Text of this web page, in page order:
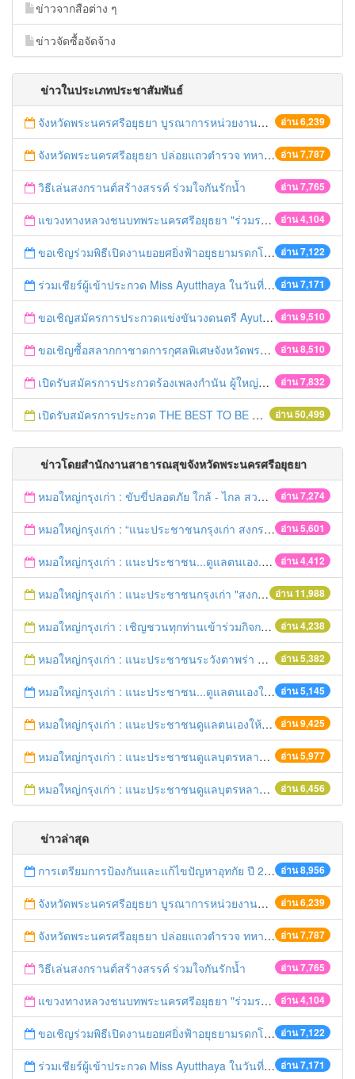
ข่าวจากสือต่าง ๆ
ข่าวจัดซื้อจัดจ้าง
ข่าวในประเภทประชาสัมพันธ์
อ่าน 6,239
จังหวัดพระนครศรีอยุธยา บูรณาการหน่วยงานที่เกี่ยวข้อง ลงพื้นที่จัดระเบียบและดำเนินมาตรการตามบทลงโทษสูงสุดกับผู้ประกอบการร้านค้าที่ยังฝ่าฝืนตั้งร้านค้ารุกล้ำเขตพื้นที่ทางหลวง เตรียมความปลอดภัยก่อนเทศกาลสงกรานต์
อ่าน 7,787
จังหวัดพระนครศรีอยุธยา ปล่อยแถวตำรวจ ทหาร ฝ่ายปกครอง กว่า 100 นาย ตรวจเข้มท่ารถสาธารณะ สถานีขนส่งรถโดยสาร วินรถตู้ และสถานีรถไฟ เตรียมรับมือเทศกาลสงกรานต์
อ่าน 7,765
วิธีเล่นสงกรานต์สร้างสรรค์ ร่วมใจกันรักน้ำ
อ่าน 4,104
แขวงทางหลวงชนบทพระนครศรีอยุธยา "ร่วมรณรงค์ ขับช้า เปิดไฟหน้า คาดเข็มขัด" เทศกาลสงกรานต์ ปี 2561
อ่าน 7,122
ขอเชิญร่วมพิธีเปิดงานยอยศยิ่งฟ้าอยุธยามรดกโลก
อ่าน 7,171
ร่วมเชียร์ผู้เข้าประกวด Miss Ayutthaya ในวันที่ 15 ธันวาคม 2560
อ่าน 9,510
ขอเชิญสมัครการประกวดแข่งขันวงดนตรี Ayutthaya battle of the bands
อ่าน 8,510
ขอเชิญซื้อสลากกาชาดการกุศลพิเศษจังหวัดพระนครศรีอยุธยา 2560
อ่าน 7,832
เปิดรับสมัครการประกวดร้องเพลงกำนัน ผู้ใหญ่บ้าน ฯลฯ
อ่าน 50,499
เปิดรับสมัครการประกวด THE BEST TO BE NUMBER ONE
ข่าวโดยสำนักงานสาธารณสุขจังหวัดพระนครศรีอยุธยา
อ่าน 7,274
หมอใหญ่กรุงเก่า : ขับขี่ปลอดภัย ใกล้ - ไกล สวมหมวกนิรภัย
อ่าน 5,601
หมอใหญ่กรุงเก่า : “แนะประชาชนกรุงเก่า สงกรานต์ร่วมขับขี่ปลอดภัย
อ่าน 4,412
หมอใหญ่กรุงเก่า : แนะประชาชน...ดูแลตนเอง...“รับมือภัยแล้ง”
อ่าน 11,988
หมอใหญ่กรุงเก่า : แนะประชาชนกรุงเก่า "สงกรานต์ขับขี่ปลอดภัย"
อ่าน 4,238
หมอใหญ่กรุงเก่า : เชิญชวนทุกท่านเข้าร่วมกิจกรรมวิ่งเพื่อสุขภาพ 7เมษายนนี้ 5โมงเย็น
อ่าน 5,382
หมอใหญ่กรุงเก่า : แนะประชาชนระวังตาพร่า ปวดศีรษะ ชาครึ่งซีก เสี่ยงอัมพฤกษ์ อัมพาต
อ่าน 5,145
หมอใหญ่กรุงเก่า : แนะประชาชน...ดูแลตนเองให้ห่างไกลโรค...ในช่วงฤดูร้อน
อ่าน 9,425
หมอใหญ่กรุงเก่า : แนะประชาชนดูแลตนเองให้ห่างไกลวัณโรค
อ่าน 5,977
หมอใหญ่กรุงเก่า : แนะประชาชนดูแลบุตรหลาน ป้องกันเด็กจมน้ำตายในช่วงฤดูร้อน
อ่าน 6,456
หมอใหญ่กรุงเก่า : แนะประชาชนดูแลบุตรหลาน ป้องกันเด็กจมน้ำตายในช่วงฤดูร้อน
ข่าวล่าสุด
อ่าน 8,956
การเตรียมการป้องกันและแก้ไขปัญหาอุทกัย ปี 2561
อ่าน 6,239
จังหวัดพระนครศรีอยุธยา บูรณาการหน่วยงานที่เกี่ยวข้อง ลงพื้นที่จัดระเบียบและดำเนินมาตรการตามบทลงโทษสูงสุดกับผู้ประกอบการร้านค้าที่ยังฝ่าฝืนตั้งร้านค้ารุกล้ำเขตพื้นที่ทางหลวง เตรียมความปลอดภัยก่อนเทศกาลสงกรานต์
อ่าน 7,787
จังหวัดพระนครศรีอยุธยา ปล่อยแถวตำรวจ ทหาร ฝ่ายปกครอง กว่า 100 นาย ตรวจเข้มท่ารถสาธารณะ สถานีขนส่งรถโดยสาร วินรถตู้ และสถานีรถไฟ เตรียมรับมือเทศกาลสงกรานต์
อ่าน 7,765
วิธีเล่นสงกรานต์สร้างสรรค์ ร่วมใจกันรักน้ำ
อ่าน 4,104
แขวงทางหลวงชนบทพระนครศรีอยุธยา "ร่วมรณรงค์ ขับช้า เปิดไฟหน้า คาดเข็มขัด" เทศกาลสงกรานต์ ปี 2561
อ่าน 7,122
ขอเชิญร่วมพิธีเปิดงานยอยศยิ่งฟ้าอยุธยามรดกโลก
อ่าน 7,171
ร่วมเชียร์ผู้เข้าประกวด Miss Ayutthaya ในวันที่ 15 ธันวาคม 2560